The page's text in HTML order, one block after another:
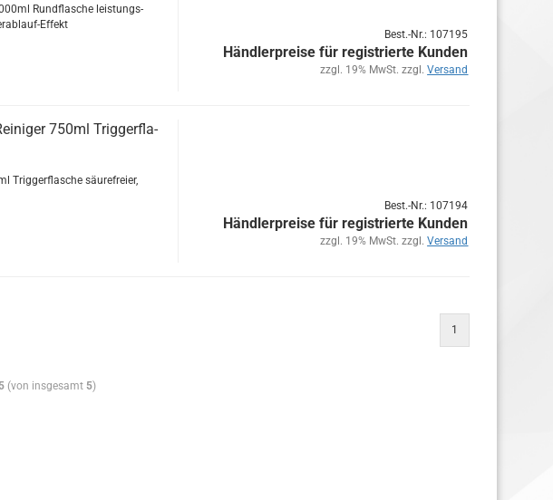
Rund­fla­sche leis­tungs­
​Effekt
Best.-Nr.: 107195
Händlerpreise für registrierte Kunden
zzgl. 19% MwSt. zzgl.Versand
750ml Trig­ger­fla­
Trig­ger­fla­sche säu­re­frei­er,
Best.-Nr.: 107194
Händlerpreise für registrierte Kunden
zzgl. 19% MwSt. zzgl.Versand
1
(von insgesamt 5)